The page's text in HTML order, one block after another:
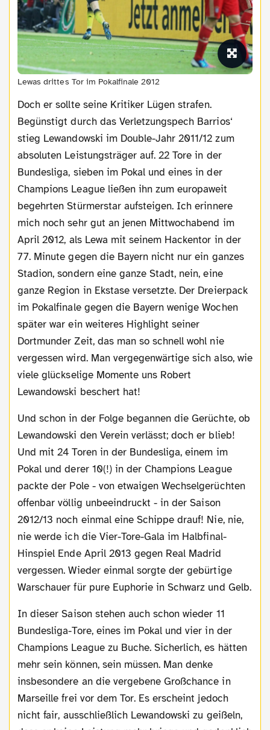
Lewas drittes Tor im Pokalfinale 2012
Doch er sollte seine Kritiker Lügen strafen.
Begünstigt durch das Verletzungspech Barrios‘
stieg Lewandowski im Double-Jahr 2011/12 zum
absoluten Leistungsträger auf. 22 Tore in der
Bundesliga, sieben im Pokal und eines in der
Champions League ließen ihn zum europaweit
begehrten Stürmerstar aufsteigen. Ich erinnere
mich noch sehr gut an jenen Mittwochabend im
April 2012, als Lewa mit seinem Hackentor in der
77. Minute gegen die Bayern nicht nur ein ganzes
Stadion, sondern eine ganze Stadt, nein, eine
ganze Region in Ekstase versetzte. Der Dreierpack
im Pokalfinale gegen die Bayern wenige Wochen
später war ein weiteres Highlight seiner
Dortmunder Zeit, das man so schnell wohl nie
vergessen wird. Man vergegenwärtige sich also, wie
viele glückselige Momente uns Robert
Lewandowski beschert hat!
Und schon in der Folge begannen die Gerüchte, ob
Lewandowski den Verein verlässt; doch er blieb!
Und mit 24 Toren in der Bundesliga, einem im
Pokal und derer 10(!) in der Champions League
packte der Pole - von etwaigen Wechselgerüchten
offenbar völlig unbeeindruckt - in der Saison
2012/13 noch einmal eine Schippe drauf! Nie, nie,
nie werde ich die Vier-Tore-Gala im Halbfinal-
Hinspiel Ende April 2013 gegen Real Madrid
vergessen. Wieder einmal sorgte der gebürtige
Warschauer für pure Euphorie in Schwarz und Gelb.
In dieser Saison stehen auch schon wieder 11
Bundesliga-Tore, eines im Pokal und vier in der
Champions League zu Buche. Sicherlich, es hätten
mehr sein können, sein müssen. Man denke
insbesondere an die vergebene Großchance in
Marseille frei vor dem Tor. Es erscheint jedoch
nicht fair, ausschließlich Lewandowski zu geißeln,